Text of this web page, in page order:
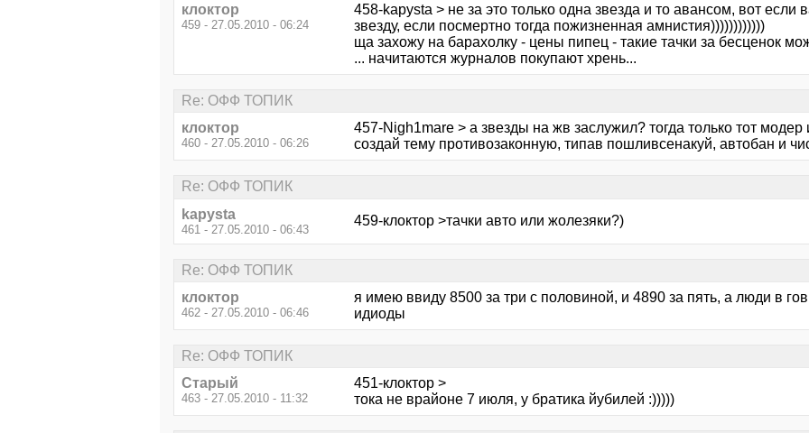
клоктор
459 - 27.05.2010 - 06:24
458-kapysta > не за это только одна звезда и то авансом, вот если
звезду, если посмертно тогда пожизненная амнистия))))))))))))
ща захожу на барахолку - цены пипец - такие тачки за бесценок
... начитаются журналов покупают хрень...
Re: ОФФ ТОПИК
клоктор
460 - 27.05.2010 - 06:26
457-Nigh1mare > а звезды на жв заслужил? тогда только тот модер
создай тему противозаконную, типав пошливсенакуй, автобан и
Re: ОФФ ТОПИК
kapysta
461 - 27.05.2010 - 06:43
459-клоктор >тачки авто или жолезяки?)
Re: ОФФ ТОПИК
клоктор
462 - 27.05.2010 - 06:46
я имею ввиду 8500 за три с половиной, и 4890 за пять, а люди в
идиоды
Re: ОФФ ТОПИК
Старый
463 - 27.05.2010 - 11:32
451-клоктор >
тока не врайоне 7 июля, у братика йубилей :)))))